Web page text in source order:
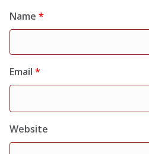
Name *
Email *
Website